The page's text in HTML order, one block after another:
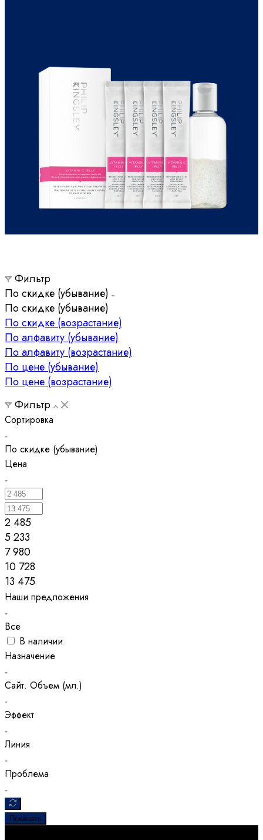
Фильтр
По скидке (убывание)
По скидке (убывание)
По скидке (возрастание)
По алфавиту (убывание)
По алфавиту (возрастание)
По цене (убывание)
По цене (возрастание)
Фильтр
Сортировка
По скидке (убывание)
Цена
2 485
5 233
7 980
10 728
13 475
Наши предложения
Все
В наличии
Назначение
Сайт. Объем (мл.)
Эффект
Линия
Проблема
Показать